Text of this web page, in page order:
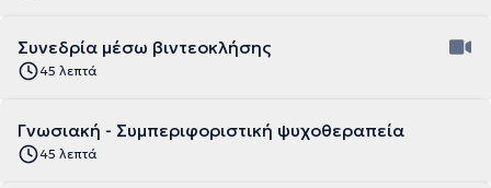
Συνεδρία μέσω βιντεοκλήσης
45 λεπτά
Γνωσιακή - Συμπεριφοριστική ψυχοθεραπεία
45 λεπτά